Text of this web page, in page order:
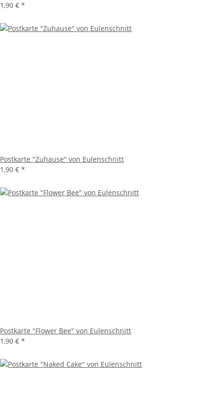
1,90 € *
Postkarte "Zuhause" von Eulenschnitt
1,90 € *
Postkarte "Flower Bee" von Eulenschnitt
1,90 € *